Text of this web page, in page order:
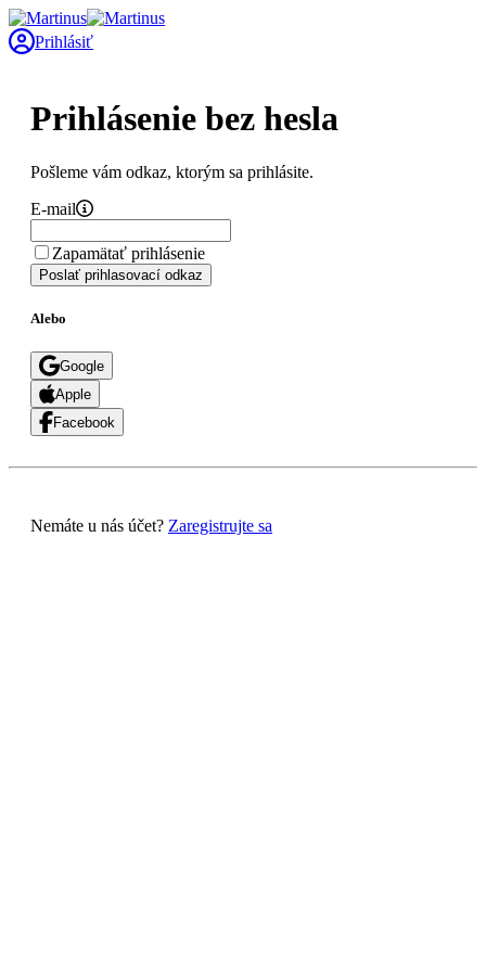
Prihlásiť
Prihlásenie bez hesla
Pošleme vám odkaz, ktorým sa prihlásite.
E-mail
Zapamätať prihlásenie
Poslať prihlasovací odkaz
Alebo
Google
Apple
Facebook
Nemáte u nás účet? Zaregistrujte sa